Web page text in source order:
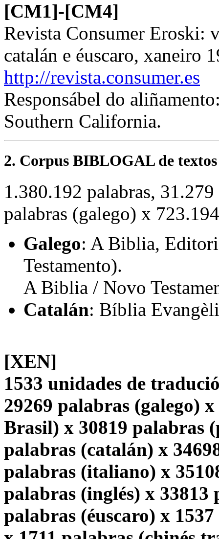
[CM1]-[CM4]
Revista Consumer Eroski:
catalán e éuscaro, xaneiro
http://revista.consumer.es
Responsábel do
Southern California.
2. Corpus BIBLOGAL de
1.380.192 palabras,
palabras (galego) x
Galego: A Biblia,
Testamento).
A Biblia / Novo
Catalán: Bíblia
[XEN]
1533 unidades de
29269 palabras (galego)
Brasil) x 30819 palabras
palabras (catalán) x
palabras (italiano) x
palabras (inglés) x 33813
palabras (éuscaro) x